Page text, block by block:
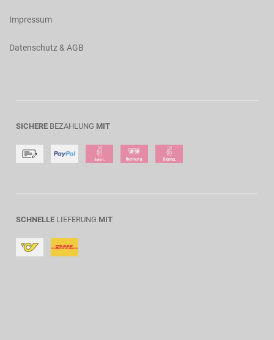
Impressum
Datenschutz & AGB
SICHERE BEZAHLUNG MIT
SCHNELLE LIEFERUNG MIT